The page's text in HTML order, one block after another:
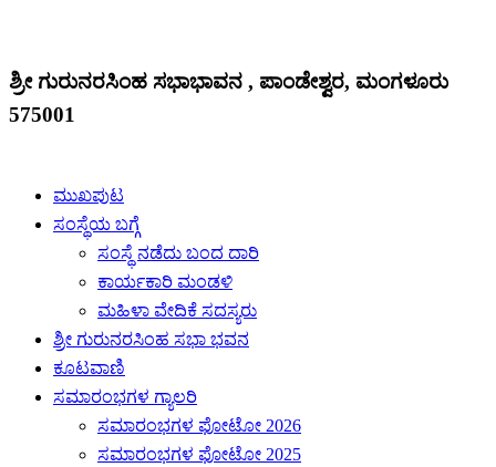
ಶ್ರೀ ಗುರುನರಸಿಂಹ ಸಭಾಭಾವನ , ಪಾಂಡೇಶ್ವರ, ಮಂಗಳೂರು
575001
ಮುಖಪುಟ
ಸಂಸ್ಥೆಯ ಬಗ್ಗೆ
ಸಂಸ್ಥೆ ನಡೆದು ಬಂದ ದಾರಿ
ಕಾರ್ಯಕಾರಿ ಮಂಡಳಿ
ಮಹಿಳಾ ವೇದಿಕೆ ಸದಸ್ಯರು
ಶ್ರೀ ಗುರುನರಸಿಂಹ ಸಭಾ ಭವನ
ಕೂಟವಾಣಿ
ಸಮಾರಂಭಗಳ ಗ್ಯಾಲರಿ
ಸಮಾರಂಭಗಳ ಫೋಟೋ 2026
ಸಮಾರಂಭಗಳ ಫೋಟೋ 2025